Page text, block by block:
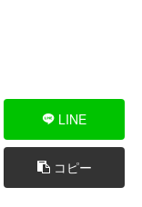
LINE
コピー